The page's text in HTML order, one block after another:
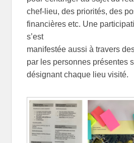
chef-lieu, des priorités, des
financières etc. Une
s’est
manifestée aussi à travers
par les personnes présentes
désignant chaque lieu visité.